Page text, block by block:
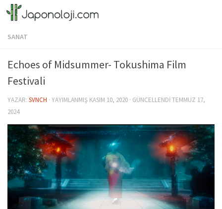
Skip to content
SANAT
Echoes of Midsummer- Tokushima Film
Festivali
YAZAR: SVNCH · YAYIMLANMIŞ KASIM 10, 2020 · GÜNCELLENDI TEMMUZ 17,
2024